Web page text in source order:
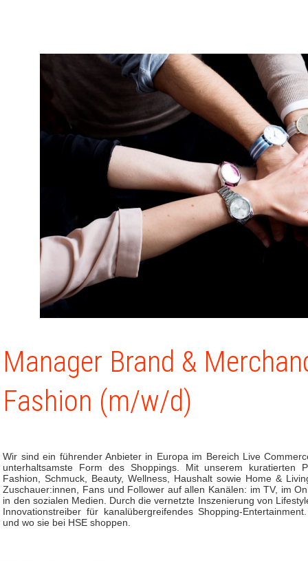
Manager Brand &
Fashion (m/w/d)
Wir sind ein führender Anbieter in Europa im Bereich Live
unterhaltsamste Form des Shoppings. Mit unserem kuratierten
Fashion, Schmuck, Beauty, Wellness, Haushalt sowie Home &
Zuschauer:innen, Fans und Follower auf allen Kanälen: im TV, im
in den sozialen Medien. Durch die vernetzte Inszenierung von
Innovationstreiber für kanalübergreifendes Shopping-
und wo sie bei HSE shoppen.